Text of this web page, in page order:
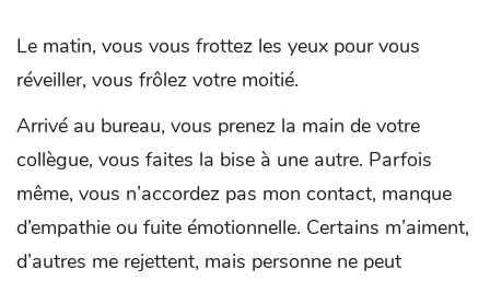
Le matin, vous vous frottez les yeux pour vous
réveiller, vous frôlez votre moitié.
Arrivé au bureau, vous prenez la main de votre
collègue, vous faites la bise à une autre. Parfois
même, vous n’accordez pas mon contact, manque
d’empathie ou fuite émotionnelle. Certains m’aiment,
d’autres me rejettent, mais personne ne peut